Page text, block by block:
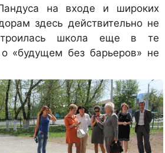
на входе и широких
здесь действительно не
школа еще в те
«будущем без барьеров» не